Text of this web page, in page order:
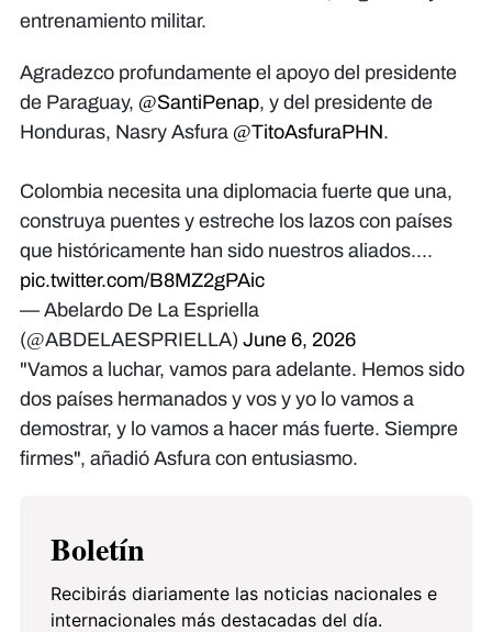
entrenamiento militar.
Agradezco profundamente el apoyo del presidente
de Paraguay, @SantiPenap, y del presidente de
Honduras, Nasry Asfura @TitoAsfuraPHN.
Colombia necesita una diplomacia fuerte que una,
construya puentes y estreche los lazos con países
que históricamente han sido nuestros aliados....
pic.twitter.com/B8MZ2gPAic
— Abelardo De La Espriella
(@ABDELAESPRIELLA) June 6, 2026
"Vamos a luchar, vamos para adelante. Hemos sido
dos países hermanados y vos y yo lo vamos a
demostrar, y lo vamos a hacer más fuerte. Siempre
firmes", añadió Asfura con entusiasmo.
Boletín
Recibirás diariamente las noticias nacionales e
internacionales más destacadas del día.